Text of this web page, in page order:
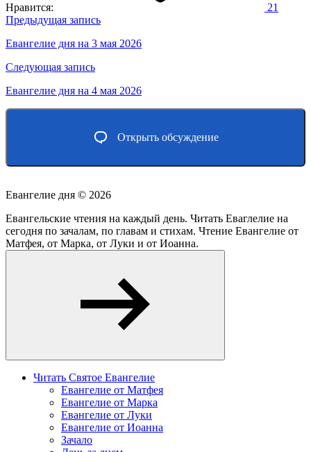
Нравится: 21
Навигация
по
записям
Предыдущая запись
Евангелие дня на 3 мая 2026
Следующая запись
Евангелие дня на 4 мая 2026
Открыть обсуждение
Евангелие дня © 2026
Евангельские чтения на каждый день. Читать Еваглелие на
сегодня по зачалам, по главам и стихам. Чтение Евангелие от
Матфея, от Марка, от Луки и от Иоанна.
Читать Святое Евангелие
Евангелие от Матфея
Евангелие от Марка
Евангелие от Луки
Евангелие от Иоанна
Зачало